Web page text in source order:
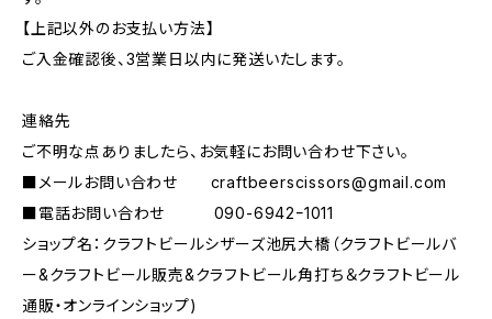
【上記以外のお支払い方法】
ご入金確認後、3営業日以内に発送いたします。
連絡先
ご不明な点ありましたら、お気軽にお問い合わせ下さい。
■メールお問い合わせ craftbeerscissors@gmail.com
■電話お問い合わせ 090-6942ｰ1011
ショップ名：クラフトビールシザーズ池尻大橋（クラフトビールバ
ー&クラフトビール販売&クラフトビール角打ち＆クラフトビール
通販・オンラインショップ)